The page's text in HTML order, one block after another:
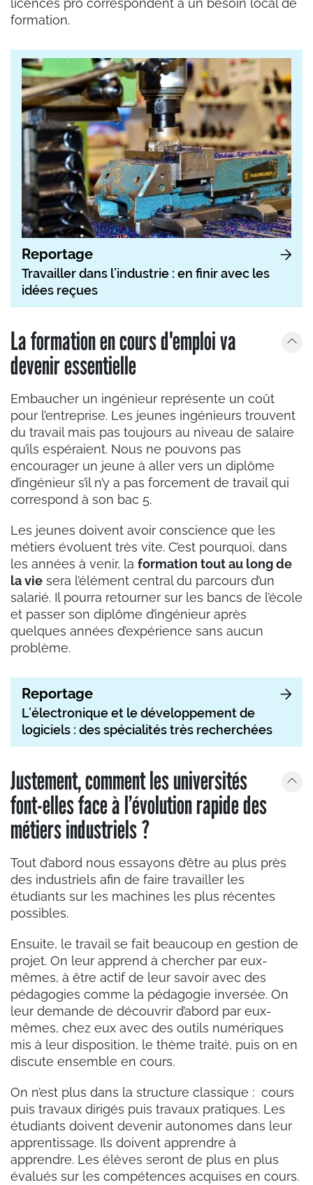
formation.
Reportage
Travailler dans l’industrie : en finir avec les
idées reçues
La formation en cours d'emploi va
devenir essentielle
Embaucher un ingénieur représente un coût
pour l’entreprise. Les jeunes ingénieurs trouvent
du travail mais pas toujours au niveau de salaire
qu’ils espéraient. Nous ne pouvons pas
encourager un jeune à aller vers un diplôme
d’ingénieur s’il n’y a pas forcement de travail qui
correspond à son bac 5.
Les jeunes doivent avoir conscience que les
métiers évoluent très vite. C’est pourquoi, dans
les années à venir, la formation tout au long de
la vie sera l’élément central du parcours d’un
salarié. Il pourra retourner sur les bancs de l’école
et passer son diplôme d’ingénieur après
quelques années d’expérience sans aucun
problème.
Reportage
L’électronique et le développement de
logiciels : des spécialités très recherchées
Justement, comment les universités
font-elles face à l’évolution rapide des
métiers industriels ?
Tout d’abord nous essayons d’être au plus près
des industriels afin de faire travailler les
étudiants sur les machines les plus récentes
possibles.
Ensuite, le travail se fait beaucoup en gestion de
projet. On leur apprend à chercher par eux-
mêmes, à être actif de leur savoir avec des
pédagogies comme la pédagogie inversée. On
leur demande de découvrir d’abord par eux-
mêmes, chez eux avec des outils numériques
mis à leur disposition, le thème traité, puis on en
discute ensemble en cours.
On n’est plus dans la structure classique : cours
puis travaux dirigés puis travaux pratiques. Les
étudiants doivent devenir autonomes dans leur
apprentissage. Ils doivent apprendre à
apprendre. Les élèves seront de plus en plus
évalués sur les compétences acquises en cours.